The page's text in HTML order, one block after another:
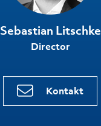
Sebastian Litschke
Director
Kontakt